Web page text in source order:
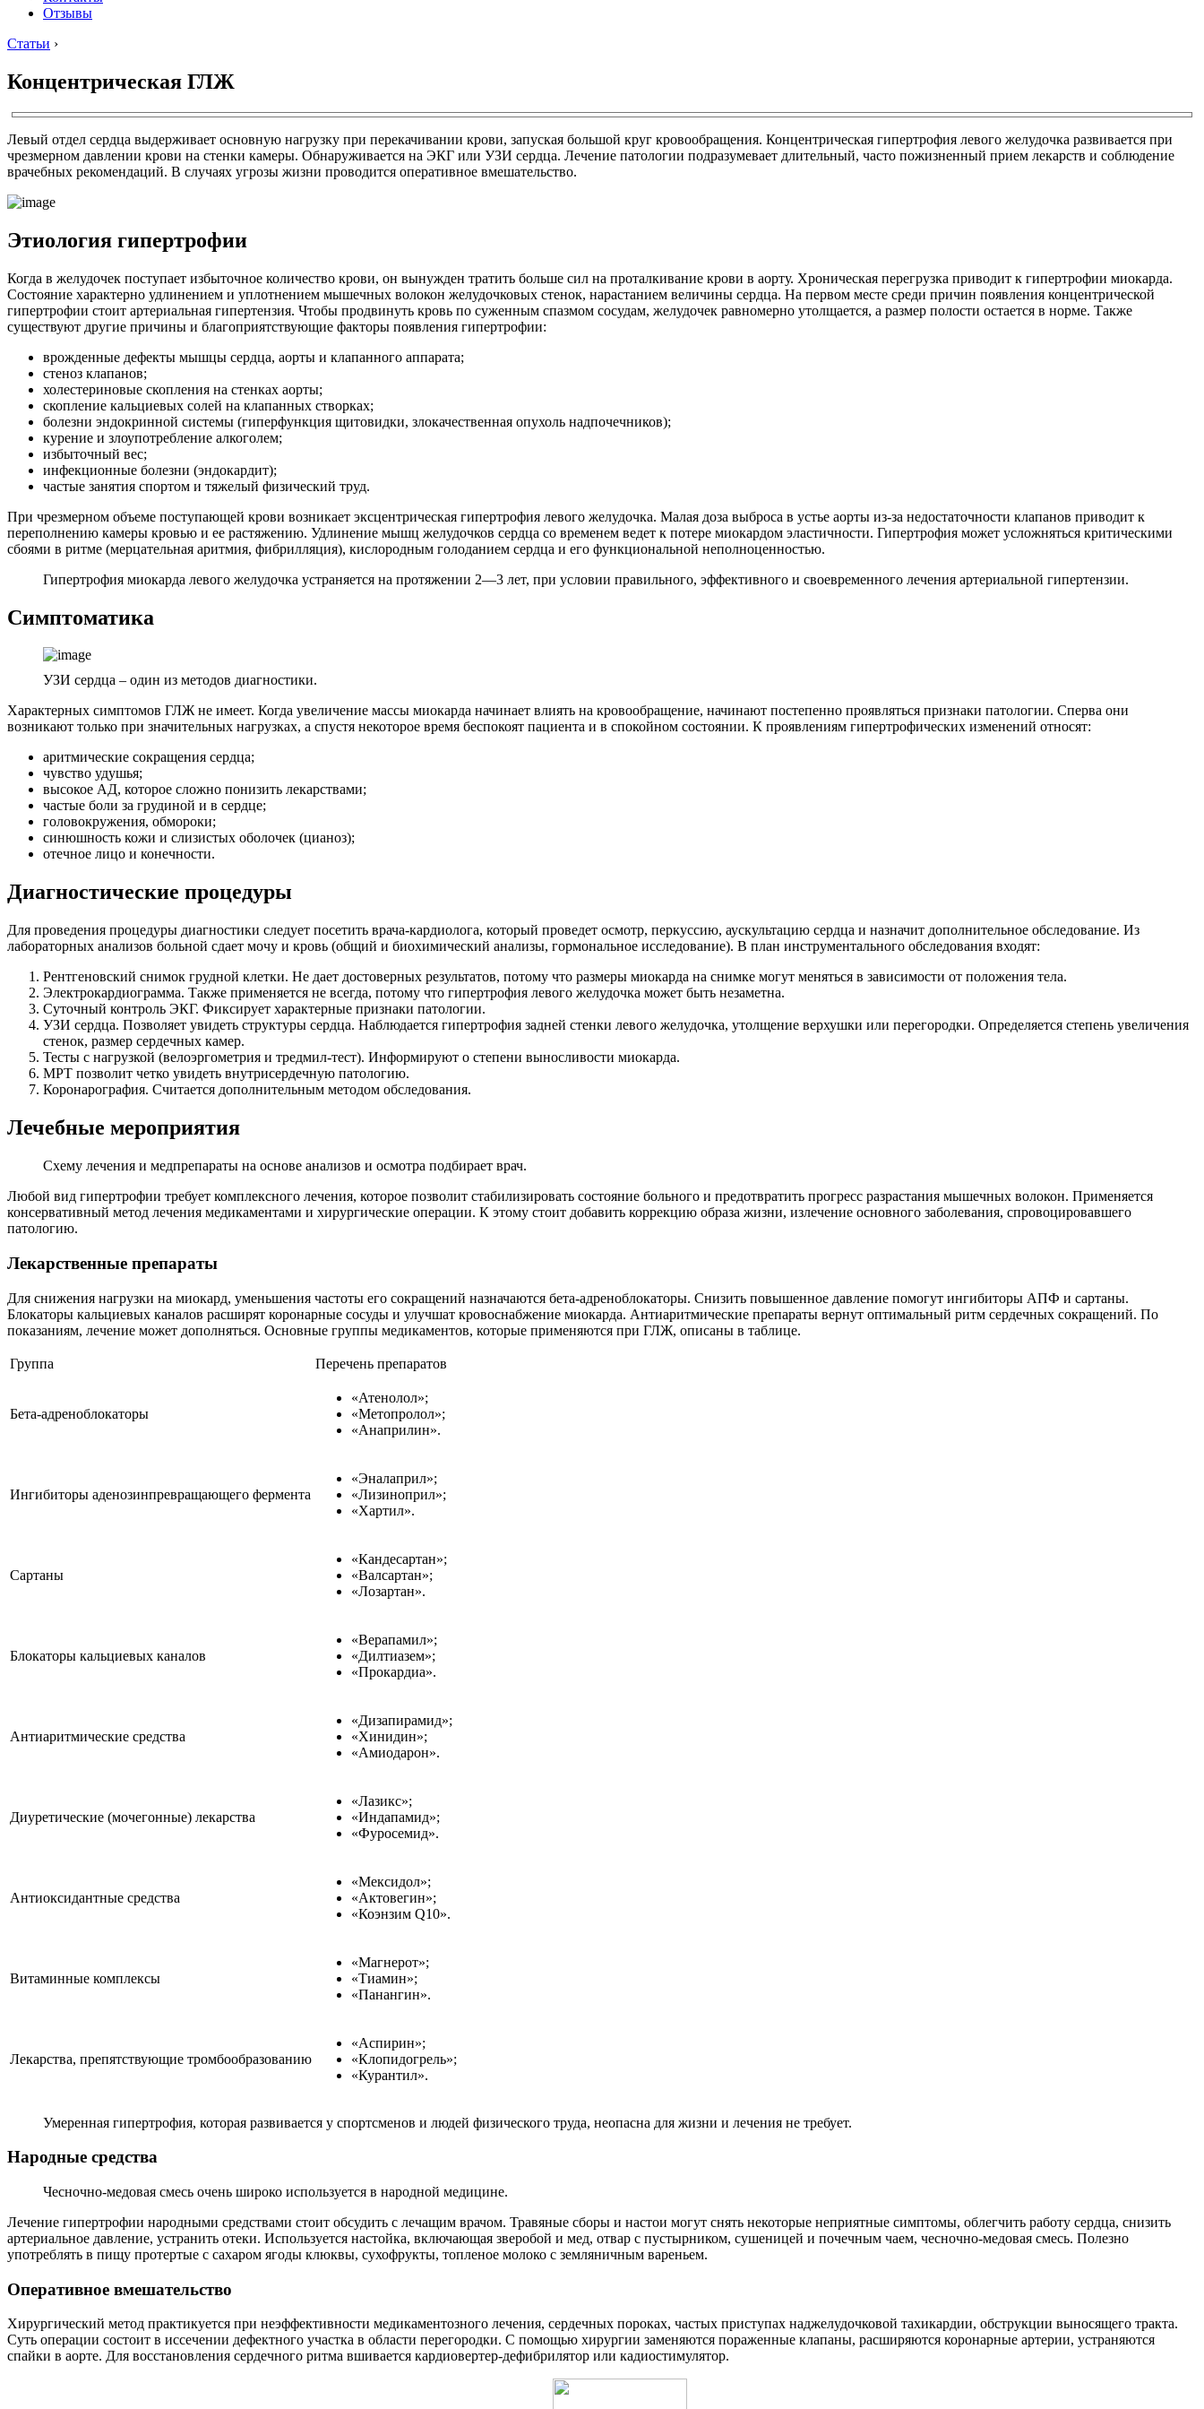
Отзывы
Статьи ›
Концентрическая ГЛЖ
Левый отдел сердца выдерживает основную нагрузку при перекачивании крови, запуская большой круг кровообращения. Концентрическая гипертрофия левого желудочка развивается при
чрезмерном давлении крови на стенки камеры. Обнаруживается на ЭКГ или УЗИ сердца. Лечение патологии подразумевает длительный, часто пожизненный прием лекарств и соблюдение
врачебных рекомендаций. В случаях угрозы жизни проводится оперативное вмешательство.
Этиология гипертрофии
Когда в желудочек поступает избыточное количество крови, он вынужден тратить больше сил на проталкивание крови в аорту. Хроническая перегрузка приводит к гипертрофии миокарда.
Состояние характерно удлинением и уплотнением мышечных волокон желудочковых стенок, нарастанием величины сердца. На первом месте среди причин появления концентрической
гипертрофии стоит артериальная гипертензия. Чтобы продвинуть кровь по суженным спазмом сосудам, желудочек равномерно утолщается, а размер полости остается в норме. Также
существуют другие причины и благоприятствующие факторы появления гипертрофии:
врожденные дефекты мышцы сердца, аорты и клапанного аппарата;
стеноз клапанов;
холестериновые скопления на стенках аорты;
скопление кальциевых солей на клапанных створках;
болезни эндокринной системы (гиперфункция щитовидки, злокачественная опухоль надпочечников);
курение и злоупотребление алкоголем;
избыточный вес;
инфекционные болезни (эндокардит);
частые занятия спортом и тяжелый физический труд.
При чрезмерном объеме поступающей крови возникает эксцентрическая гипертрофия левого желудочка. Малая доза выброса в устье аорты из-за недостаточности клапанов приводит к
переполнению камеры кровью и ее растяжению. Удлинение мышц желудочков сердца со временем ведет к потере миокардом эластичности. Гипертрофия может усложняться критическими
сбоями в ритме (мерцательная аритмия, фибрилляция), кислородным голоданием сердца и его функциональной неполноценностью.
Гипертрофия миокарда левого желудочка устраняется на протяжении 2—3 лет, при условии правильного, эффективного и своевременного лечения артериальной гипертензии.
Симптоматика
УЗИ сердца – один из методов диагностики.
Характерных симптомов ГЛЖ не имеет. Когда увеличение массы миокарда начинает влиять на кровообращение, начинают постепенно проявляться признаки патологии. Сперва они
возникают только при значительных нагрузках, а спустя некоторое время беспокоят пациента и в спокойном состоянии. К проявлениям гипертрофических изменений относят:
аритмические сокращения сердца;
чувство удушья;
высокое АД, которое сложно понизить лекарствами;
частые боли за грудиной и в сердце;
головокружения, обмороки;
синюшность кожи и слизистых оболочек (цианоз);
отечное лицо и конечности.
Диагностические процедуры
Для проведения процедуры диагностики следует посетить врача-кардиолога, который проведет осмотр, перкуссию, аускультацию сердца и назначит дополнительное обследование. Из
лабораторных анализов больной сдает мочу и кровь (общий и биохимический анализы, гормональное исследование). В план инструментального обследования входят:
Рентгеновский снимок грудной клетки. Не дает достоверных результатов, потому что размеры миокарда на снимке могут меняться в зависимости от положения тела.
Электрокардиограмма. Также применяется не всегда, потому что гипертрофия левого желудочка может быть незаметна.
Суточный контроль ЭКГ. Фиксирует характерные признаки патологии.
УЗИ сердца. Позволяет увидеть структуры сердца. Наблюдается гипертрофия задней стенки левого желудочка, утолщение верхушки или перегородки. Определяется степень увеличения
стенок, размер сердечных камер.
Тесты с нагрузкой (велоэргометрия и тредмил-тест). Информируют о степени выносливости миокарда.
МРТ позволит четко увидеть внутрисердечную патологию.
Коронарография. Считается дополнительным методом обследования.
Лечебные мероприятия
Схему лечения и медпрепараты на основе анализов и осмотра подбирает врач.
Любой вид гипертрофии требует комплексного лечения, которое позволит стабилизировать состояние больного и предотвратить прогресс разрастания мышечных волокон. Применяется
консервативный метод лечения медикаментами и хирургические операции. К этому стоит добавить коррекцию образа жизни, излечение основного заболевания, спровоцировавшего
патологию.
Лекарственные препараты
Для снижения нагрузки на миокард, уменьшения частоты его сокращений назначаются бета-адреноблокаторы. Снизить повышенное давление помогут ингибиторы АПФ и сартаны.
Блокаторы кальциевых каналов расширят коронарные сосуды и улучшат кровоснабжение миокарда. Антиаритмические препараты вернут оптимальный ритм сердечных сокращений. По
показаниям, лечение может дополняться. Основные группы медикаментов, которые применяются при ГЛЖ, описаны в таблице.
Группа Перечень препаратов
Бета-адреноблокаторы
«Атенолол»;
«Метопролол»;
«Анаприлин».
Ингибиторы аденозинпревращающего фермента
«Эналаприл»;
«Лизиноприл»;
«Хартил».
Сартаны
«Кандесартан»;
«Валсартан»;
«Лозартан».
Блокаторы кальциевых каналов
«Верапамил»;
«Дилтиазем»;
«Прокардиа».
Антиаритмические средства
«Дизапирамид»;
«Хинидин»;
«Амиодарон».
Диуретические (мочегонные) лекарства
«Лазикс»;
«Индапамид»;
«Фуросемид».
Антиоксидантные средства
«Мексидол»;
«Актовегин»;
«Коэнзим Q10».
Витаминные комплексы
«Магнерот»;
«Тиамин»;
«Панангин».
Лекарства, препятствующие тромбообразованию
«Аспирин»;
«Клопидогрель»;
«Курантил».
Умеренная гипертрофия, которая развивается у спортсменов и людей физического труда, неопасна для жизни и лечения не требует.
Народные средства
Чесночно-медовая смесь очень широко используется в народной медицине.
Лечение гипертрофии народными средствами стоит обсудить с лечащим врачом. Травяные сборы и настои могут снять некоторые неприятные симптомы, облегчить работу сердца, снизить
артериальное давление, устранить отеки. Используется настойка, включающая зверобой и мед, отвар с пустырником, сушеницей и почечным чаем, чесночно-медовая смесь. Полезно
употреблять в пищу протертые с сахаром ягоды клюквы, сухофрукты, топленое молоко с земляничным вареньем.
Оперативное вмешательство
Хирургический метод практикуется при неэффективности медикаментозного лечения, сердечных пороках, частых приступах наджелудочковой тахикардии, обструкции выносящего тракта.
Суть операции состоит в иссечении дефектного участка в области перегородки. С помощью хирургии заменяются пораженные клапаны, расширяются коронарные артерии, устраняются
спайки в аорте. Для восстановления сердечного ритма вшивается кардиовертер-дефибрилятор или кадиостимулятор.